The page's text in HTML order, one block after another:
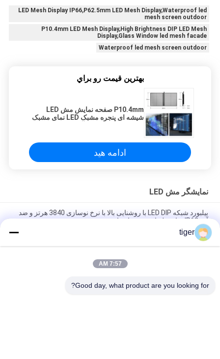
LED Mesh Display IP66,P62.5mm LED Mesh Display,Waterproof led
mesh screen outdoor
P10.4mm LED Mesh Display,High Brightness DIP LED Mesh
Display,Glass Window led mesh facade
Waterproof led mesh screen outdoor
بهترين قيمت رو براي
P10.4mm صفحه نمایش مش LED
شیشه ای پنجره مشبک LED نمای مشبک
ادامه هید
نمایشگر مش LED
بیلبورد شبکه LED DIP با روشنایی بالا با نرخ نوسازی 3840 هرتز و ضد
آب IP68 برای تبلیغات در فضای باز
IP68 و طراحی سبک وزن برای دید عالی
tiger
7:57 AM
Good day, what product are you looking for?